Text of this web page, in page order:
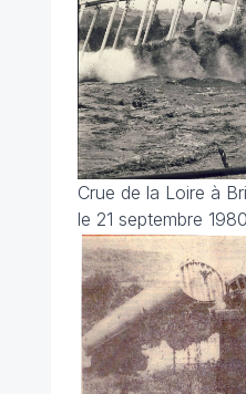
Crue de la Loire à
le 21 septembre 1980